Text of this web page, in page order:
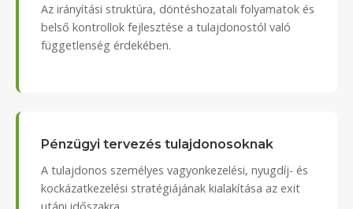
Az irányítási struktúra, döntéshozatali folyamatok és
belső kontrollok fejlesztése a tulajdonostól való
függetlenség érdekében.
Pénzügyi tervezés tulajdonosoknak
A tulajdonos személyes vagyonkezelési, nyugdíj- és
kockázatkezelési stratégiájának kialakítása az exit